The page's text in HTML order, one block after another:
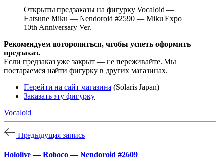
Открыты предзаказы на фигурку Vocaloid —
Hatsune Miku — Nendoroid #2590 — Miku Expo
10th Anniversary Ver.
Рекомендуем поторопиться, чтобы успеть оформить
предзаказ.
Если предзаказ уже закрыт — не переживайте. Мы
постараемся найти фигурку в других магазинах.
Перейти на сайт магазина (Solaris Japan)
Заказать эту фигурку
Vocaloid
Предыдущая запись
Hololive — Roboco — Nendoroid #2609